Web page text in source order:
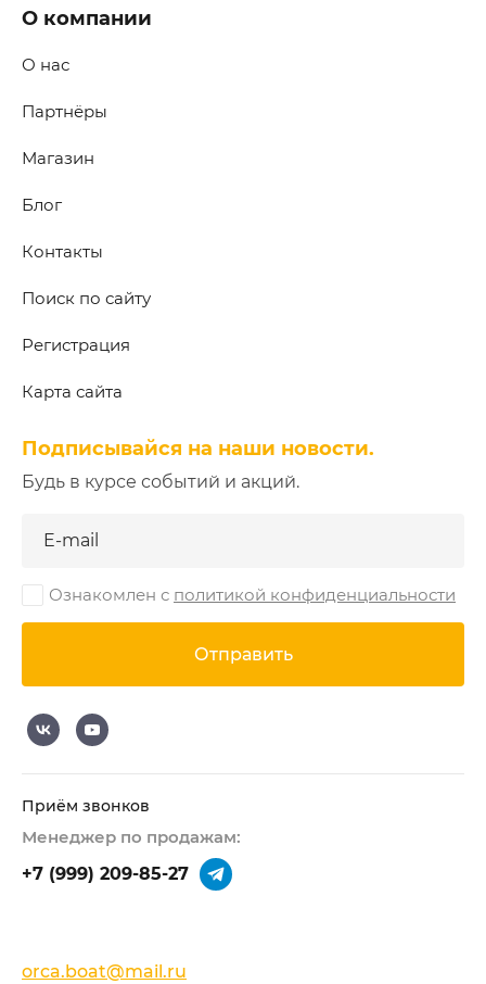
О компании
О нас
Партнёры
Магазин
Блог
Контакты
Поиск по сайту
Регистрация
Карта сайта
Подписывайся на наши новости.
Будь в курсе событий и акций.
Отправить
Ознакомлен с политикой конфиденциальности
Приём звонков
Менеджер по продажам:
+7 (999) 209-85-27
orca.boat@mail.ru